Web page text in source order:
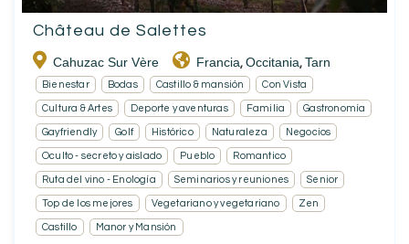
Château de Salettes
Cahuzac Sur Vère Francia, Occitania, Tarn
Bienestar Bodas Castillo & mansión Con Vista
Cultura & Artes Deporte y aventuras Familia Gastronomía
Gayfriendly Golf Histórico Naturaleza Negocios
Oculto - secreto y aislado Pueblo Romantico
Ruta del vino - Enología Seminarios y reuniones Senior
Top de los mejores Vegetariano y vegetariano Zen
Castillo Manor y Mansión